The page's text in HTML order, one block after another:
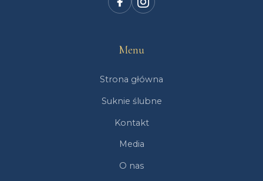
Menu
Strona główna
Suknie ślubne
Kontakt
Media
O nas